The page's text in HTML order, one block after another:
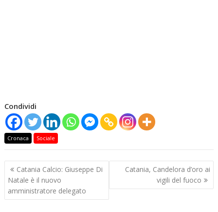
Condividi
Cronaca Sociale
Navigazione
articoli
Catania Calcio: Giuseppe Di
Natale è il nuovo
amministratore delegato
Catania, Candelora d’oro ai
vigili del fuoco